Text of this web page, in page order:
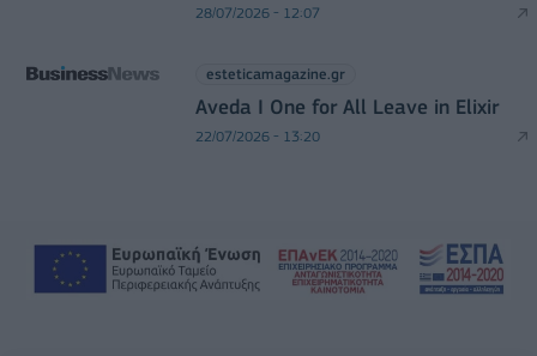
28/07/2026 - 12:07
esteticamagazine.gr
Aveda I One for All Leave in Elixir
22/07/2026 - 13:20